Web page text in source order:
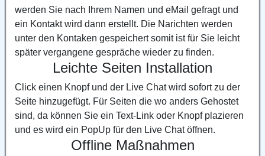
werden Sie nach Ihrem Namen und eMail gefragt und
ein Kontakt wird dann erstellt. Die Narichten werden
unter den Kontaken gespeichert somit ist für Sie leicht
später vergangene gespräche wieder zu finden.
Leichte Seiten Installation
Click einen Knopf und der Live Chat wird sofort zu der
Seite hinzugefügt. Für Seiten die wo anders Gehostet
sind, da können Sie ein Text-Link oder Knopf plazieren
und es wird ein PopUp für den Live Chat öffnen.
Offline Maßnahmen